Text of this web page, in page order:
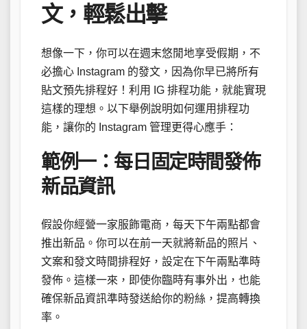
文，輕鬆出擊
想像一下，你可以在週末悠閒地享受假期，不
必擔心 Instagram 的發文，因為你早已將所有
貼文預先排程好！利用 IG 排程功能，就能實現
這樣的理想。以下舉例說明如何運用排程功
能，讓你的 Instagram 管理更得心應手：
範例一：每日固定時間發佈
新品資訊
假設你經營一家服飾電商，每天下午兩點都會
推出新品。你可以在前一天就將新品的照片、
文案和發文時間排程好，設定在下午兩點準時
發佈。這樣一來，即使你臨時有事外出，也能
確保新品資訊準時發送給你的粉絲，提高轉換
率。